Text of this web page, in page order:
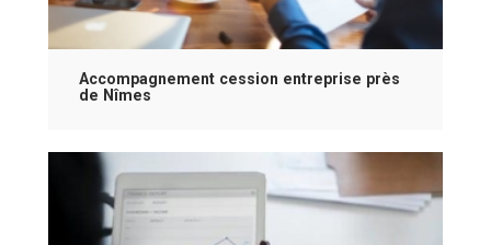
Accompagnement cession entreprise près
de Nîmes